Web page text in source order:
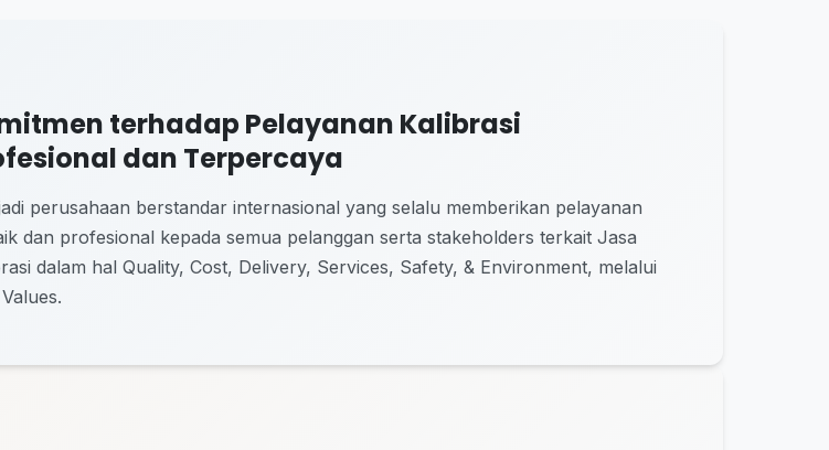
terhadap Pelayanan Kalibrasi
dan Terpercaya
perusahaan berstandar internasional yang selalu memberikan pelayanan
dan profesional kepada semua pelanggan serta stakeholders terkait Jasa
dalam hal Quality, Cost, Delivery, Services, Safety, & Environment, melalui